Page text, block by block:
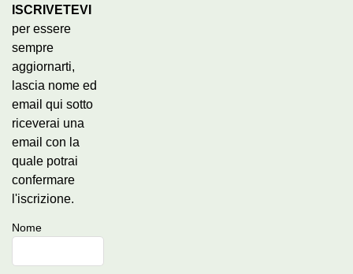
ISCRIVETEVI
per essere
sempre
aggiornarti,
lascia nome ed
email qui sotto
riceverai una
email con la
quale potrai
confermare
l'iscrizione.
Nome